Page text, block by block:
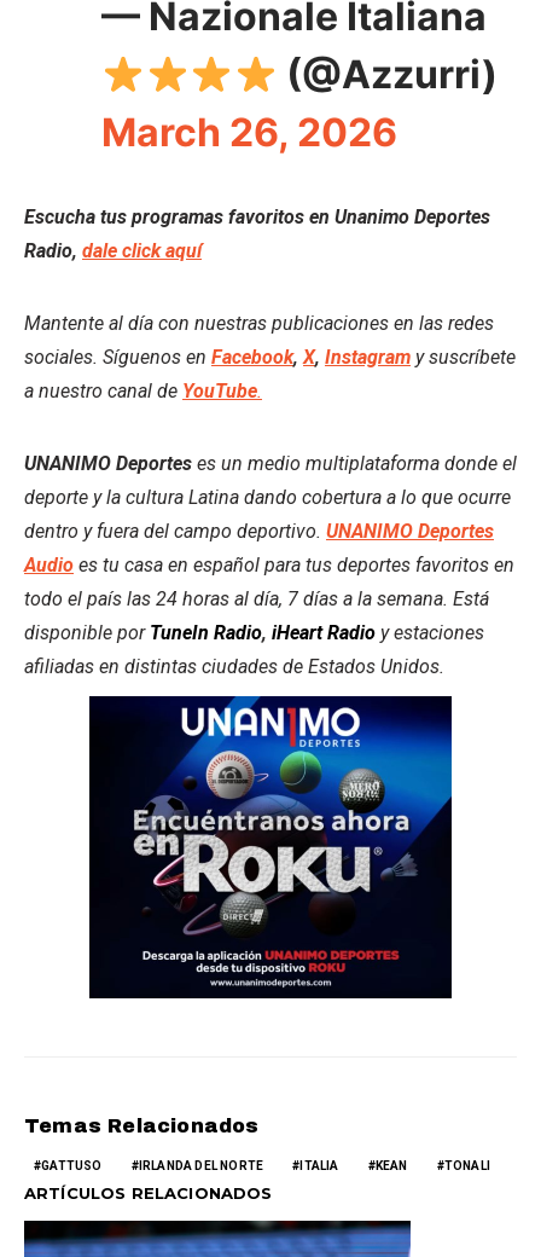
— Nazionale Italiana
(@Azzurri)
March 26, 2026
Escucha tus programas favoritos en Unanimo Deportes
Radio, dale click aquí
Mantente al día con nuestras publicaciones en las redes
sociales. Síguenos en Facebook,X, Instagram y suscríbete
a nuestro canal de YouTube.
UNANIMO Deportes es un medio multiplataforma donde el
deporte y la cultura Latina dando cobertura a lo que ocurre
dentro y fuera del campo deportivo. UNANIMO Deportes
Audio es tu casa en español para tus deportes favoritos en
todo el país las 24 horas al día, 7 días a la semana. Está
disponible por TuneIn Radio, iHeart Radio y estaciones
afiliadas en distintas ciudades de Estados Unidos.
Temas Relacionados
GATTUSO IRLANDA DEL NORTE ITALIA KEAN TONALI
ARTÍCULOS RELACIONADOS